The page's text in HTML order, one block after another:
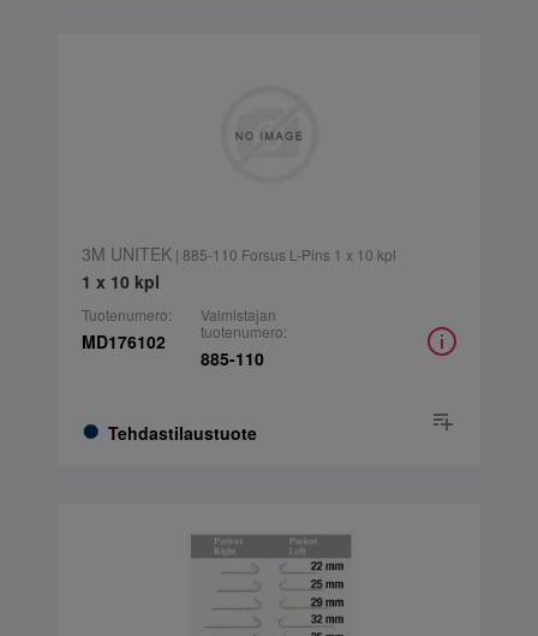
3M UNITEK| 885-110 Forsus L-Pins 1 x 10 kpl
1 x 10 kpl
Tuotenumero:
MD176102
Tehdastilaustuote
Valmistajan
tuotenumero:
885-110